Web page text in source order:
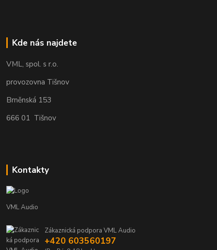
Kde nás najdete
VML, spol. s r.o.
provozovna Tišnov
Brněnská 153
666 01 Tišnov
Kontakty
VML Audio
Zákaznická podpora VML Audio
+420 603560197